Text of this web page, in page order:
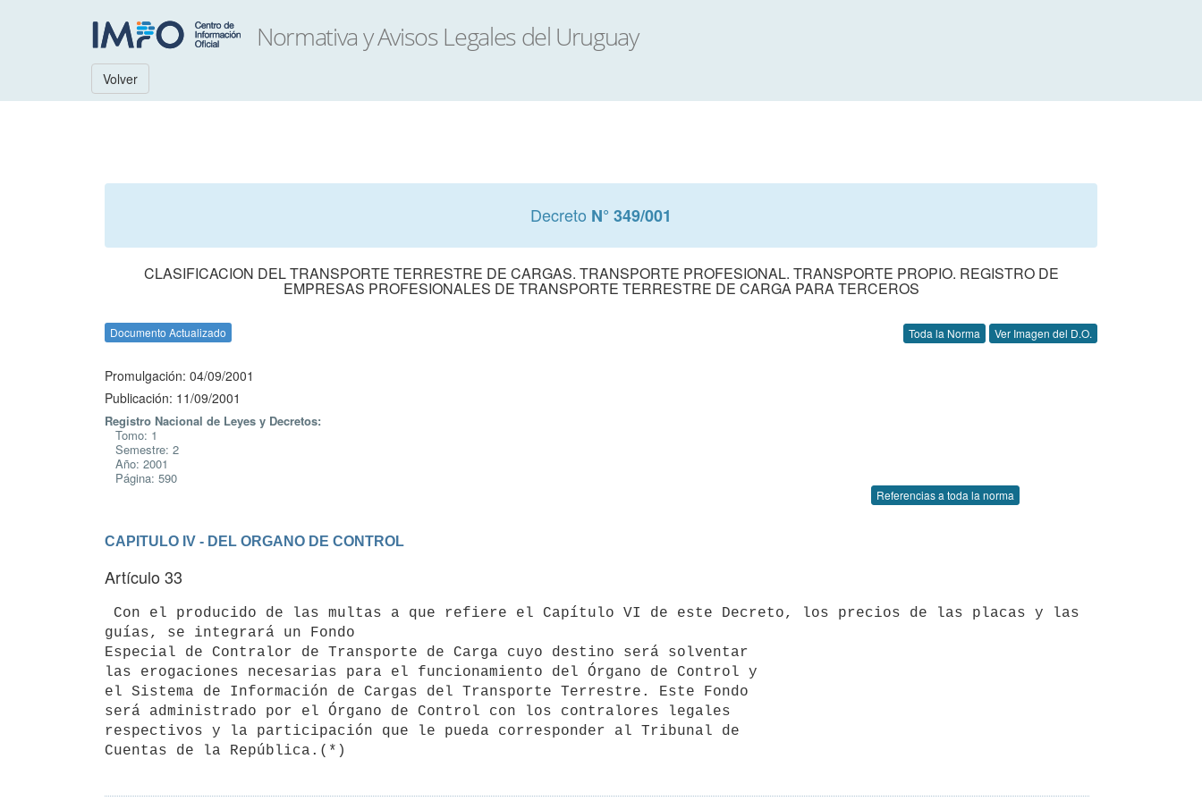
Volver
Decreto N° 349/001
CLASIFICACION DEL TRANSPORTE TERRESTRE DE CARGAS. TRANSPORTE PROFESIONAL. TRANSPORTE PROPIO. REGISTRO DE
EMPRESAS PROFESIONALES DE TRANSPORTE TERRESTRE DE CARGA PARA TERCEROS
Documento Actualizado Toda la Norma Ver Imagen del D.O.
Promulgación: 04/09/2001
Publicación: 11/09/2001
Registro Nacional de Leyes y Decretos:
Tomo: 1
Semestre: 2
Año: 2001
Página: 590
Referencias a toda la norma
CAPITULO IV - DEL ORGANO DE CONTROL
Artículo 33
guías, se integrará un Fondo
Especial de Contralor de Transporte de Carga cuyo destino será solventar
las erogaciones necesarias para el funcionamiento del Órgano de Control y
el Sistema de Información de Cargas del Transporte Terrestre. Este Fondo
será administrado por el Órgano de Control con los contralores legales
respectivos y la participación que le pueda corresponder al Tribunal de